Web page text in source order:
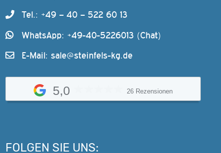
Tel.: +49 – 40 – 522 60 13
WhatsApp: +49-40-5226013 (Chat)
E-Mail: sale@steinfels-kg.de
5,0 26 Rezensionen
FOLGEN SIE UNS: